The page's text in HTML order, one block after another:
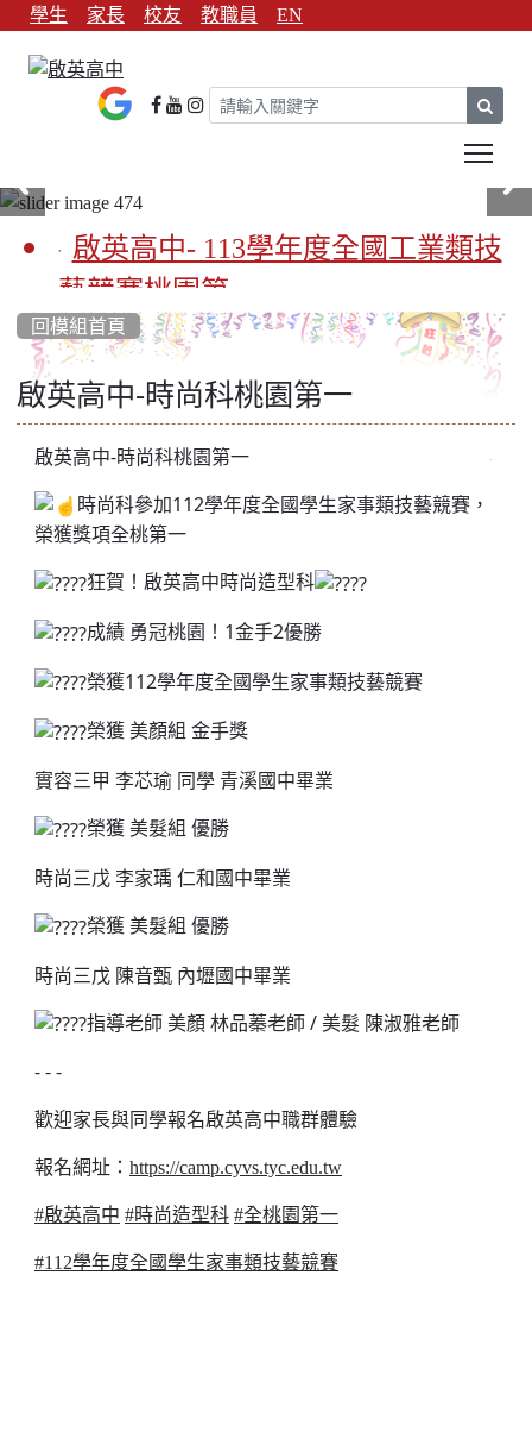
學生 家長 校友 教職員 EN
啟英高中- 113學年度全國工業類技
藝競賽桃園第一
啟英高中-113學年全國學生家事類
技藝競賽榮獲1支金手獎3支優勝
亞洲金牌在啟英！-機器人競賽亞洲
第一
餐飲管理科桃園第一、資料處理科
北台灣私校第一
啟英高中-汽車科榮耀桃園
啟英高中-時尚科桃園第一
回模組首頁
啟英高中-時尚科桃園第一
啟英高中-時尚科桃園第一
時尚科參加112學年度全國學生家事類技藝競賽，
榮獲獎項全桃第一
狂賀！啟英高中時尚造型科
成績 勇冠桃園！1金手2優勝
榮獲112學年度全國學生家事類技藝競賽
榮獲 美顏組 金手獎
實容三甲 李芯瑜 同學 青溪國中畢業
榮獲 美髮組 優勝
時尚三戊 李家瑀 仁和國中畢業
榮獲 美髮組 優勝
時尚三戊 陳音甄 內壢國中畢業
指導老師 美顏 林品蓁老師 / 美髮 陳淑雅老師
- - -
歡迎家長與同學報名啟英高中職群體驗
報名網址： https://camp.cyvs.tyc.edu.tw
#啟英高中 #時尚造型科 #全桃園第一
#112學年度全國學生家事類技藝競賽